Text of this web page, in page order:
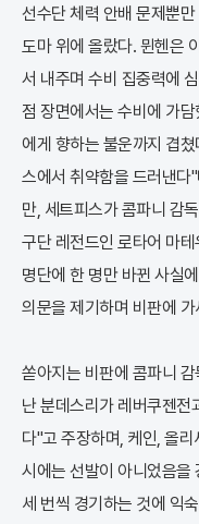
선수단 체력 안배 문제뿐
도마 위에 올랐다. 뮌헨은
서 내주며 수비 집중력에
점 장면에서는 수비에 가
에게 향하는 불운까지 겹
스에서 취약함을 드러낸다
만, 세트피스가 콤파니 감
구단 레전드인 로타어 마
명단에 한 명만 바뀐 사실
의문을 제기하며 비판에 가
쏟아지는 비판에 콤파니
난 분데스리가 레버쿠젠전
다"고 주장하며, 케인, 올
시에는 선발이 아니었음을
세 번씩 경기하는 것에 익